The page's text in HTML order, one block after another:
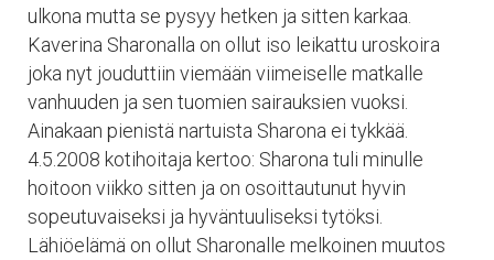
ulkona mutta se pysyy hetken ja sitten karkaa.
Kaverina Sharonalla on ollut iso leikattu uroskoira
joka nyt jouduttiin viemään viimeiselle matkalle
vanhuuden ja sen tuomien sairauksien vuoksi.
Ainakaan pienistä nartuista Sharona ei tykkää.
4.5.2008 kotihoitaja kertoo: Sharona tuli minulle
hoitoon viikko sitten ja on osoittautunut hyvin
sopeutuvaiseksi ja hyväntuuliseksi tytöksi.
Lähiöelämä on ollut Sharonalle melkoinen muutos